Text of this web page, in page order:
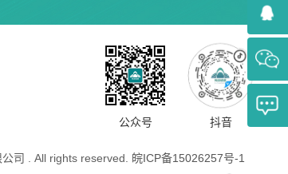
公众号 抖音
司 . All rights reserved. 皖ICP备15026257号-1